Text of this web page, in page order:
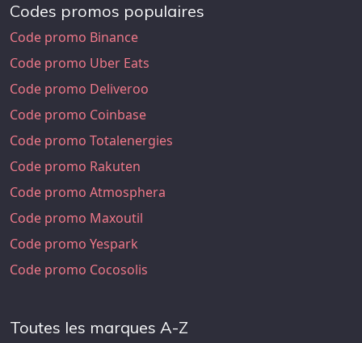
Codes promos populaires
Code promo Binance
Code promo Uber Eats
Code promo Deliveroo
Code promo Coinbase
Code promo Totalenergies
Code promo Rakuten
Code promo Atmosphera
Code promo Maxoutil
Code promo Yespark
Code promo Cocosolis
Toutes les marques A-Z